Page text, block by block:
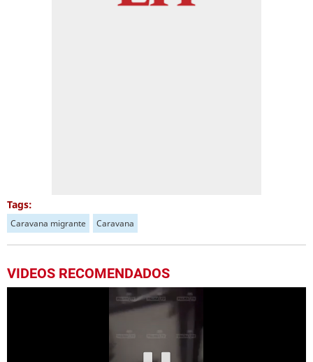
Tags:
Caravana migrante Caravana
VIDEOS RECOMENDADOS